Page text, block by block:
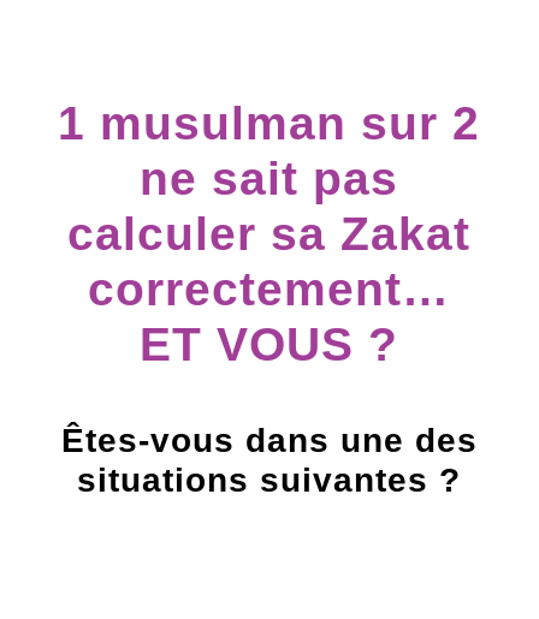
1 musulman sur 2
ne sait pas
calculer sa Zakat
correctement…
ET VOUS ?
Êtes-vous dans une des
situations suivantes ?